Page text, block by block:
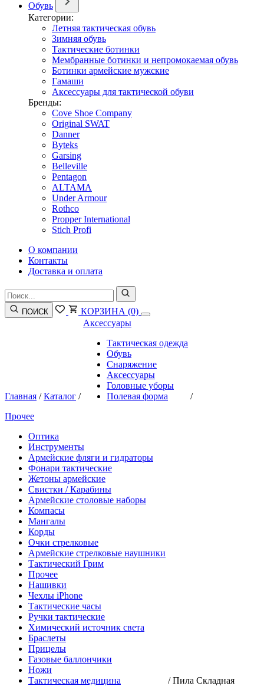
Обувь
Категории:
Летняя тактическая обувь
Зимняя обувь
Тактические ботинки
Мембранные ботинки и непромокаемая обувь
Ботинки армейские мужские
Гамаши
Аксессуары для тактической обуви
Бренды:
Cove Shoe Company
Original SWAT
Danner
Byteks
Garsing
Belleville
Pentagon
ALTAMA
Under Armour
Rothco
Propper International
Stich Profi
О компании
Контакты
Доставка и оплата
ПОИСК КОРЗИНА (0)
Главная /Каталог /
Аксессуары
Тактическая одежда
Обувь
Снаряжение
Аксессуары
Головные уборы
Полевая форма
/
Прочее
Оптика
Инструменты
Армейские фляги и гидраторы
Фонари тактические
Жетоны армейские
Свистки / Карабины
Армейские столовые наборы
Компасы
Мангалы
Корды
Очки стрелковые
Армейские стрелковые наушники
Тактический Грим
Прочее
Нашивки
Чехлы iPhone
Тактические часы
Ручки тактические
Химический источник света
Браслеты
Прицелы
Газовые баллончики
Ножи
Тактическая медицина
/Пила Складная